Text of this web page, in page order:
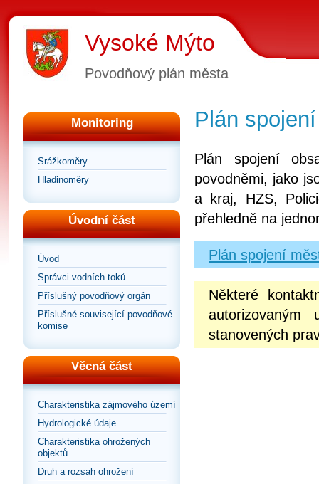
Vysoké Mýto
Povodňový plán města
Monitoring
Srážkoměry
Hladinoměry
Úvodní část
Úvod
Správci vodních toků
Příslušný povodňový orgán
Příslušné související povodňové
komise
Věcná část
Charakteristika zájmového území
Hydrologické údaje
Charakteristika ohrožených
objektů
Druh a rozsah ohrožení
Plán
Plán spojení
povodněmi, jako
a kraj, HZS,
přehledně na
Plán spojení
Některé
stanovených